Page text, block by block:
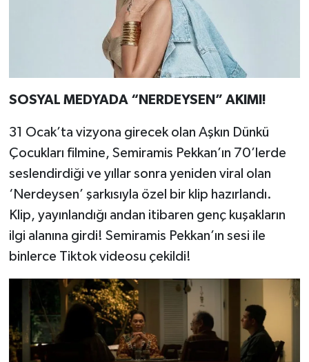
SOSYAL MEDYADA “NERDEYSEN” AKIMI!
31 Ocak’ta vizyona girecek olan Aşkın Dünkü
Çocukları filmine, Semiramis Pekkan’ın 70’lerde
seslendirdiği ve yıllar sonra yeniden viral olan
‘Nerdeysen’ şarkısıyla özel bir klip hazırlandı.
Klip, yayınlandığı andan itibaren genç kuşakların
ilgi alanına girdi! Semiramis Pekkan’ın sesi ile
binlerce Tiktok videosu çekildi!